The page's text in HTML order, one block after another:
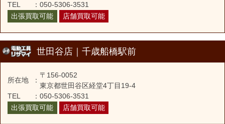
TEL
：050-5306-3531
出張買取可能
店舗買取可能
世田谷店｜千歳船橋駅前
所在地 ：
〒156-0052
東京都世田谷区経堂4丁目19-4
TEL
：050-5306-3531
出張買取可能
店舗買取可能